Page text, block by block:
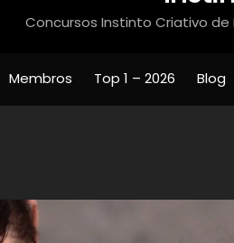
Concursos Instinto Criativo
Membros Top 1 – 2026 Blog